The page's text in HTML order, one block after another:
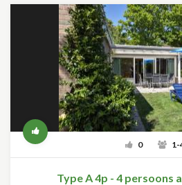
0 1-
Type A 4p - 4 persoons